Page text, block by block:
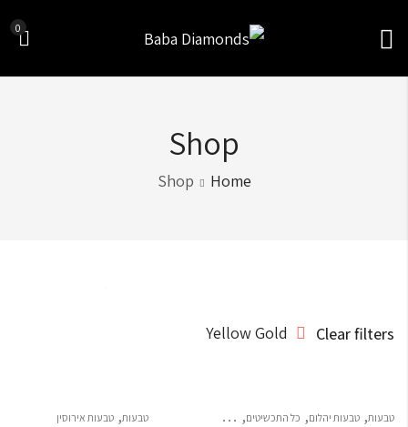
0
Shop
Home
Shop
Clear filters
Yellow Gold
טבעות, טבעות יהלום, כל התכשיטים, צמידי יהלומים צמידים,צמידים,צמידים טבעות,טבעות אירוסין